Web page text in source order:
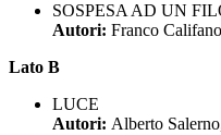
SOSPESA AD UN
Autori: Franco
Lato B
LUCE
Autori: Alberto